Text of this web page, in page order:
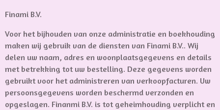
Finami B.V.
Voor het bijhouden van onze administratie en boekhouding
maken wij gebruik van de diensten van Finami B.V.. Wij
delen uw naam, adres en woonplaatsgegevens en details
met betrekking tot uw bestelling. Deze gegevens worden
gebruikt voor het administreren van verkoopfacturen. Uw
persoonsgegevens worden beschermd verzonden en
opgeslagen. Finanmi B.V. is tot geheimhouding verplicht en